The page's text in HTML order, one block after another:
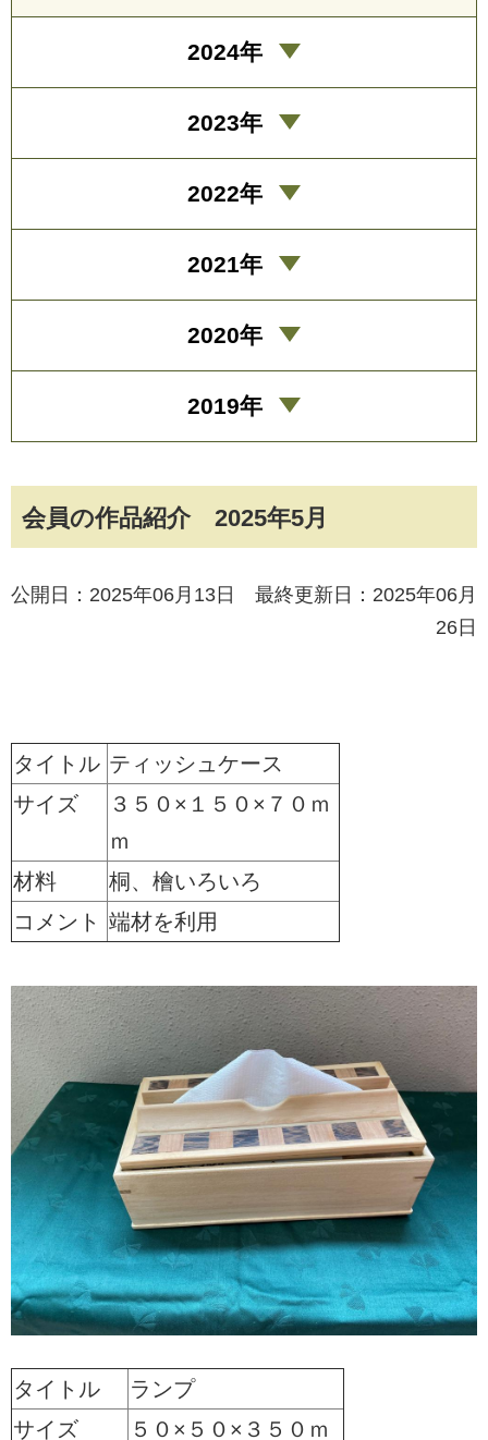
会員の作品紹介 2025年5月
公開日：2025年06月13日 最終更新日：2025年06月
26日
タイトル ティッシュケース
サイズ
３５０×１５０×７０ｍ
ｍ
材料
桐、檜いろいろ
コメント 端材を利用
タイトル
ランプ
サイズ
５０×５０×３５０ｍ
2024年
2023年
2022年
2021年
2020年
2019年